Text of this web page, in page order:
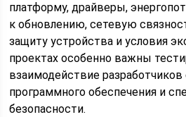
платформу, драйверы,
к обновлению, сетевую
защиту устройства и условия
проектах особенно важны
взаимодействие разработчиков
программного обеспечения и
безопасности.